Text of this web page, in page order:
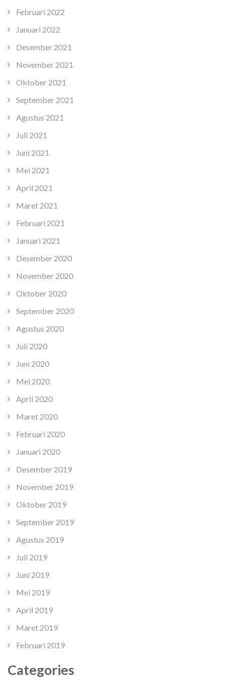
Februari 2022
Januari 2022
Desember 2021
November 2021
Oktober 2021
September 2021
Agustus 2021
Juli 2021
Juni 2021
Mei 2021
April 2021
Maret 2021
Februari 2021
Januari 2021
Desember 2020
November 2020
Oktober 2020
September 2020
Agustus 2020
Juli 2020
Juni 2020
Mei 2020
April 2020
Maret 2020
Februari 2020
Januari 2020
Desember 2019
November 2019
Oktober 2019
September 2019
Agustus 2019
Juli 2019
Juni 2019
Mei 2019
April 2019
Maret 2019
Februari 2019
Categories